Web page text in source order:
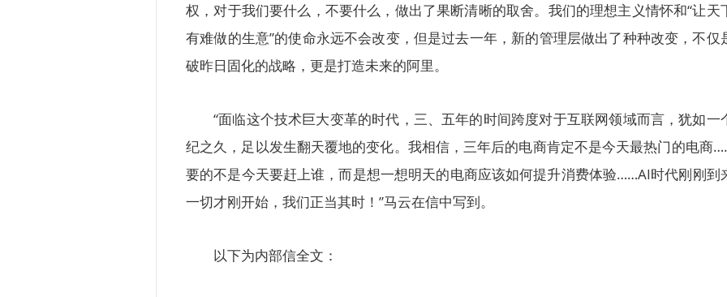
权，对于我们要什么，不要什么，做出了果断清晰的取舍。我们的理想主义情怀和“让天
有难做的生意”的使命永远不会改变，但是过去一年，新的管理层做出了种种改变，不仅
破昨日固化的战略，更是打造未来的阿里。
“面临这个技术巨大变革的时代，三、五年的时间跨度对于互联网领域而言，犹如一
纪之久，足以发生翻天覆地的变化。我相信，三年后的电商肯定不是今天最热门的电商
要的不是今天要赶上谁，而是想一想明天的电商应该如何提升消费体验……AI时代刚刚到
一切才刚开始，我们正当其时！”马云在信中写到。
以下为内部信全文：